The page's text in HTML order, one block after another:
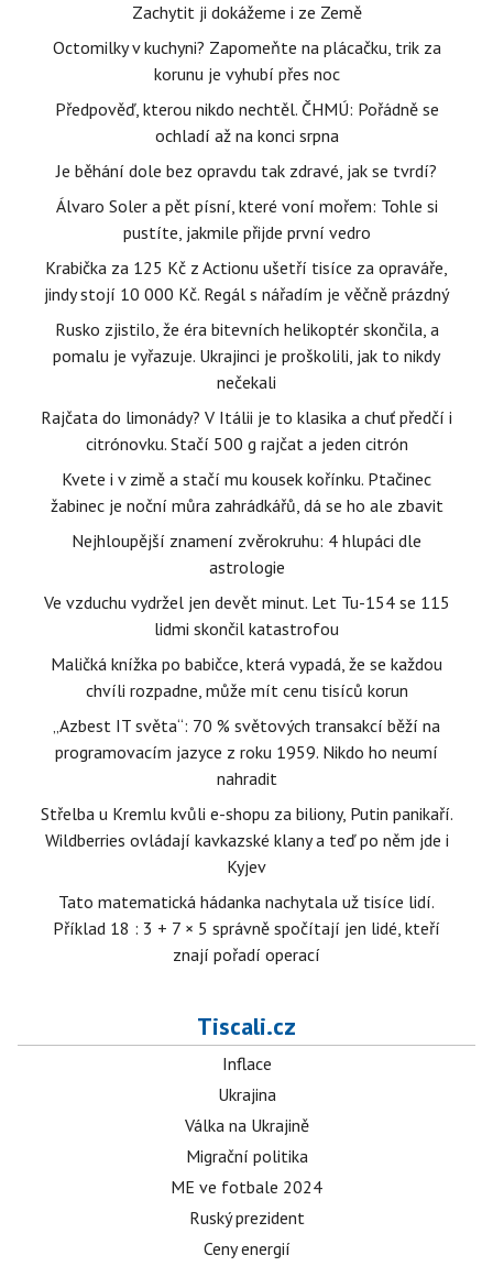
Zachytit ji dokážeme i ze Země
Octomilky v kuchyni? Zapomeňte na plácačku, trik za
korunu je vyhubí přes noc
Předpověď, kterou nikdo nechtěl. ČHMÚ: Pořádně se
ochladí až na konci srpna
Je běhání dole bez opravdu tak zdravé, jak se tvrdí?
Álvaro Soler a pět písní, které voní mořem: Tohle si
pustíte, jakmile přijde první vedro
Krabička za 125 Kč z Actionu ušetří tisíce za opraváře,
jindy stojí 10 000 Kč. Regál s nářadím je věčně prázdný
Rusko zjistilo, že éra bitevních helikoptér skončila, a
pomalu je vyřazuje. Ukrajinci je proškolili, jak to nikdy
nečekali
Rajčata do limonády? V Itálii je to klasika a chuť předčí i
citrónovku. Stačí 500 g rajčat a jeden citrón
Kvete i v zimě a stačí mu kousek kořínku. Ptačinec
žabinec je noční můra zahrádkářů, dá se ho ale zbavit
Nejhloupější znamení zvěrokruhu: 4 hlupáci dle
astrologie
Ve vzduchu vydržel jen devět minut. Let Tu-154 se 115
lidmi skončil katastrofou
Maličká knížka po babičce, která vypadá, že se každou
chvíli rozpadne, může mít cenu tisíců korun
„Azbest IT světa“: 70 % světových transakcí běží na
programovacím jazyce z roku 1959. Nikdo ho neumí
nahradit
Střelba u Kremlu kvůli e-shopu za biliony, Putin panikaří.
Wildberries ovládají kavkazské klany a teď po něm jde i
Kyjev
Tato matematická hádanka nachytala už tisíce lidí.
Příklad 18 : 3 + 7 × 5 správně spočítají jen lidé, kteří
znají pořadí operací
Tiscali.cz
Inflace
Ukrajina
Válka na Ukrajině
Migrační politika
ME ve fotbale 2024
Ruský prezident
Ceny energií